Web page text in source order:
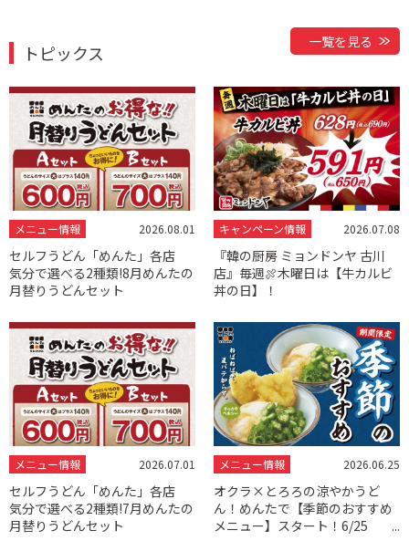
トピックス 一覧を見る
メニュー情報 2026.08.01
セルフうどん「めんた」各店
気分で選べる2種類!8月めんたの
月替りうどんセット
キャンペーン情報 2026.07.08
『韓の厨房 ミョンドンヤ 古川
店』毎週🍖木曜日は【牛カルビ
丼の日】！
メニュー情報 2026.07.01
セルフうどん「めんた」各店
気分で選べる2種類!7月めんたの
月替りうどんセット
メニュー情報 2026.06.25
オクラ×とろろの涼やかうど
ん！めんたで【季節のおすすめ
メニュー】スタート！6/25